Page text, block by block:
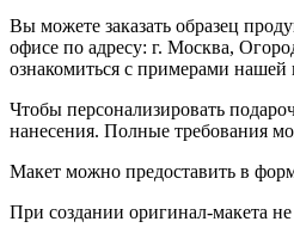
Вы можете заказать образец
офисе по адресу: г. Москва,
ознакомиться с примерами
Чтобы персонализировать
нанесения. Полные требования
Макет можно предоставить в
При создании оригинал-макета